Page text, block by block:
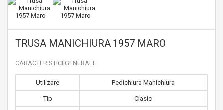
TRUSA MANICHIURA 1957 MARO
CARACTERISTICI GENERALE
Utilizare Pedichiura Manichiura
Tip Clasic